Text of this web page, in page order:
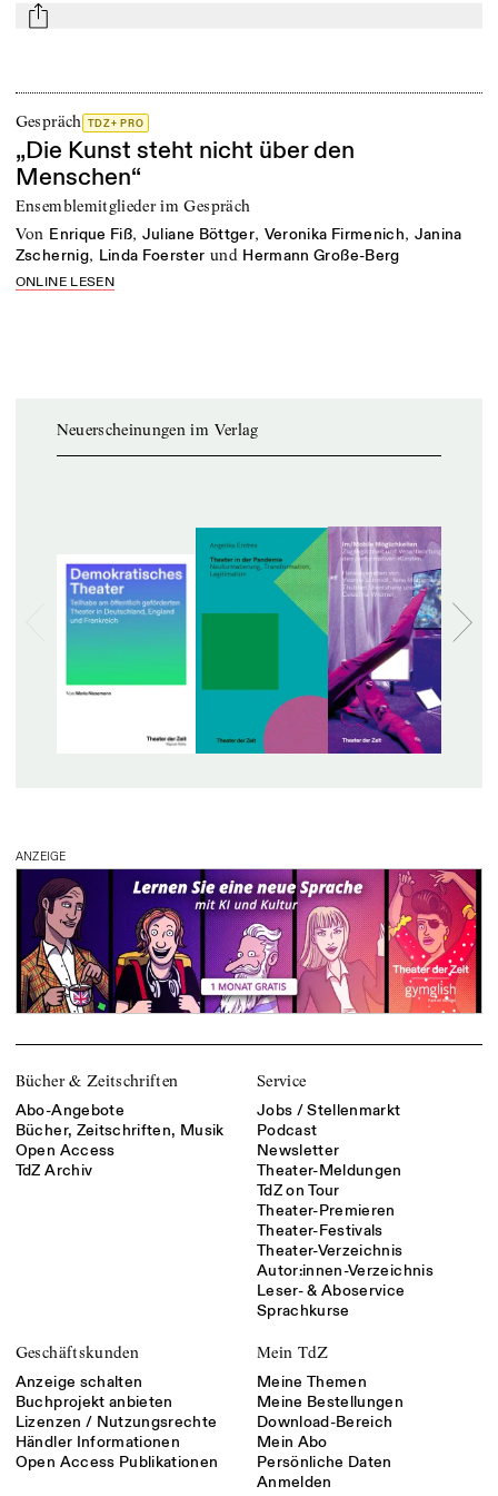
mail
Gespräch TDZ+ PRO
„Die Kunst steht nicht über den
Menschen“
Ensemblemitglieder im Gespräch
von Enrique Fiß, Juliane Böttger, Veronika Firmenich, Janina
Zschernig, Linda Foerster und Hermann Große-Berg
ONLINE LESEN
Neuerscheinungen im Verlag
ANZEIGE
Bücher & Zeitschriften
Abo-Angebote
Bücher, Zeitschriften, Musik
Open Access
TdZ Archiv
Service
Jobs / Stellenmarkt
Podcast
Newsletter
Theater-Meldungen
TdZ on Tour
Theater-Premieren
Theater-Festivals
Theater-Verzeichnis
Autor:innen-Verzeichnis
Leser- & Aboservice
Sprachkurse
Geschäftskunden
Anzeige schalten
Buchprojekt anbieten
Lizenzen / Nutzungsrechte
Händler Informationen
Open Access Publikationen
Mein TdZ
Meine Themen
Meine Bestellungen
Download-Bereich
Mein Abo
Persönliche Daten
Anmelden